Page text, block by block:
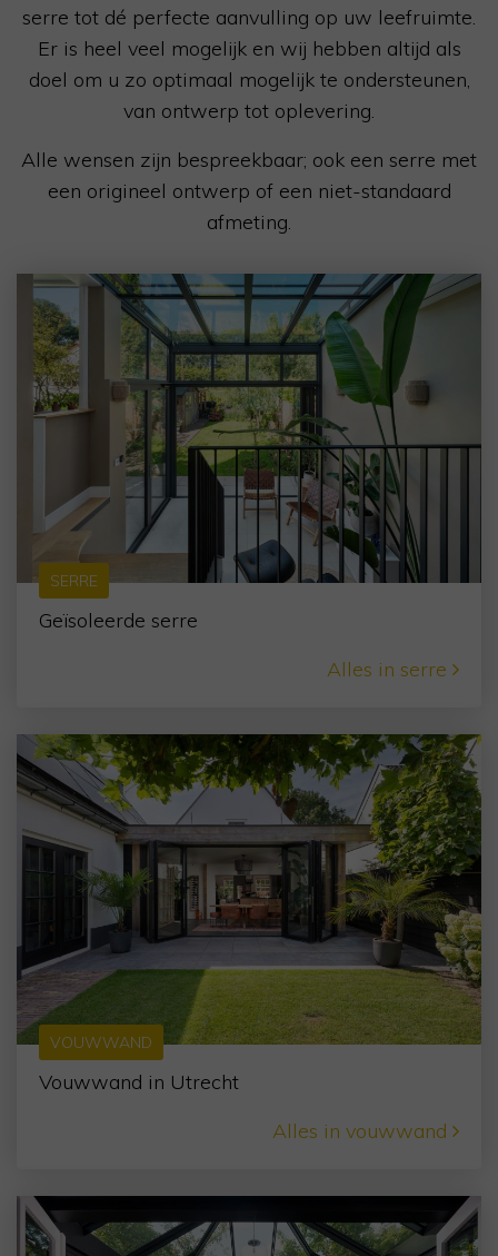
serre tot dé perfecte aanvulling op uw leefruimte.
Er is heel veel mogelijk en wij hebben altijd als
doel om u zo optimaal mogelijk te ondersteunen,
van ontwerp tot oplevering.
Alle wensen zijn bespreekbaar; ook een serre met
een origineel ontwerp of een niet-standaard
afmeting.
SERRE
Geïsoleerde serre
Alles in serre
VOUWWAND
Vouwwand in Utrecht
Alles in vouwwand